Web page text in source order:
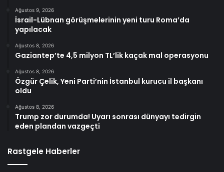
Ağustos 9, 2026
İsrail-Lübnan görüşmelerinin yeni turu Roma’da
yapılacak
Ağustos 8, 2026
Gaziantep’te 4,5 milyon TL’lik kaçak mal operasyonu
Ağustos 8, 2026
Özgür Çelik, Yeni Parti’nin İstanbul kurucu il başkanı
oldu
Ağustos 8, 2026
Trump zor durumda! Uyarı sonrası dünyayı tedirgin
eden plandan vazgeçti
Rastgele Haberler